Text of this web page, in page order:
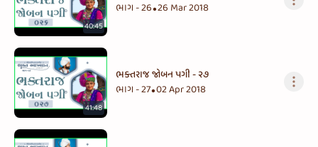
40:45
ભાગ - 26•26 Mar 2018
41:48
ભક્તરાજ જોબન પગી - ૨૭
ભાગ - 27•02 Apr 2018